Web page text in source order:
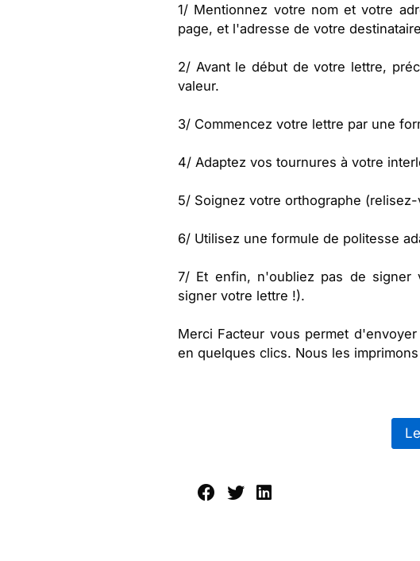
1/ Mentionnez votre nom et votre
page, et l'adresse de votre
2/ Avant le début de votre lettre,
valeur.
3/ Commencez votre lettre par une
4/ Adaptez vos tournures à votre
5/ Soignez votre orthographe
6/ Utilisez une formule de politesse
7/ Et enfin, n'oubliez pas de signer
signer votre lettre !).
Merci Facteur vous permet
en quelques clics. Nous les